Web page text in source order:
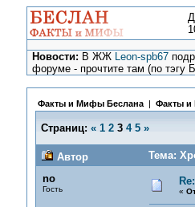
Новости: В ЖЖ Leon-spb67
форуме - прочтите там (по тэгу
Факты и Мифы Беслана| Факты и
Страниц: « 1 2 3 4 5 »
Автор
Тема:
no
Гость «